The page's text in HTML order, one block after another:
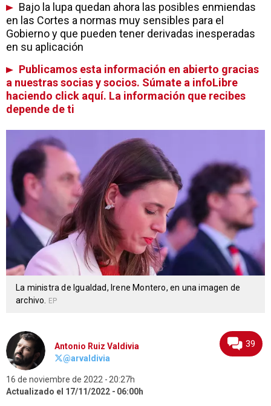
Bajo la lupa quedan ahora las posibles enmiendas
en las Cortes a normas muy sensibles para el
Gobierno y que pueden tener derivadas inesperadas
en su aplicación
Publicamos esta información en abierto gracias
a nuestras socias y socios. Súmate a infoLibre
haciendo click aquí. La información que recibes
depende de ti
La ministra de Igualdad, Irene Montero, en una imagen de
archivo.
EP
Antonio Ruiz Valdivia
@arvaldivia
16 de noviembre de 2022
20:27h
Actualizado el 17/11/2022
06:00h
39